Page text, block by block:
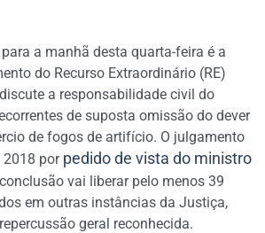
a manhã desta quarta-feira é a
do Recurso Extraordinário (RE)
a responsabilidade civil do
de suposta omissão do dever
de fogos de artifício. O julgamento
por pedido de vista do ministro
vai liberar pelo menos 39
em outras instâncias da Justiça,
geral reconhecida.